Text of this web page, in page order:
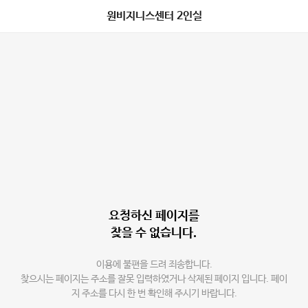
원비지니스센터 2인실
요청하신 페이지를
찾을 수 없습니다.
이용에 불편을 드려 죄송합니다.
찾으시는 페이지는 주소를 잘못 입력하였거나 삭제된 페이지 입니다. 페이
지 주소를 다시 한 번 확인해 주시기 바랍니다.